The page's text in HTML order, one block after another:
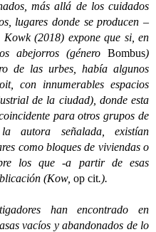
más allá de los cuidados
lugares donde se producen –
Kowk (2018) expone que si, en
abejorros (género Bombus)
de las urbes, había algunos
con innumerables espacios
de la ciudad), donde esta
para otros grupos de
autora señalada, existían
como bloques de viviendas o
los que -a partir de esas
(Kow, op cit.).
han encontrado en
vacíos y abandonados de lo